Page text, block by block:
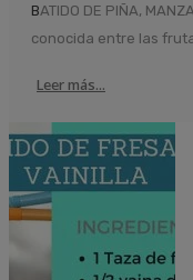
BATIDO DE PIÑA, MANZANA Y REMOLACHA La piña es la más
conocida entre las
Leer más...